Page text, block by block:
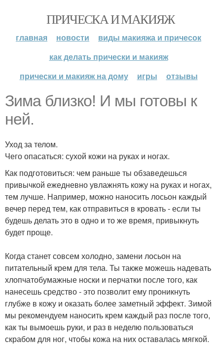
ПРИЧЕСКА И МАКИЯЖ
главная новости
виды макияжа и причесок
как делать прически и макияж
прически и макияж на дому
игры отзывы
Зима близко! И мы готовы к
ней.
Уход за телом.
Чего опасаться: сухой кожи на руках и ногах.
Как подготовиться: чем раньше ты обзаведешься
привычкой ежедневно увлажнять кожу на руках и ногах,
тем лучше. Например, можно наносить лосьон каждый
вечер перед тем, как отправиться в кровать - если ты
будешь делать это в одно и то же время, привыкнуть
будет проще.
Когда станет совсем холодно, замени лосьон на
питательный крем для тела. Ты также можешь надевать
хлопчатобумажные носки и перчатки после того, как
нанесешь средство - это позволит ему проникнуть
глубже в кожу и оказать более заметный эффект. Зимой
мы рекомендуем наносить крем каждый раз после того,
как ты вымоешь руки, и раз в неделю пользоваться
скрабом для ног, чтобы кожа на них оставалась мягкой.